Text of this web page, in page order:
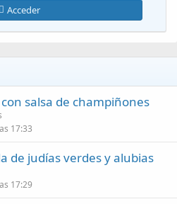
Acceder
salsa de champiñones
17:33
de judías verdes y alubias
17:29